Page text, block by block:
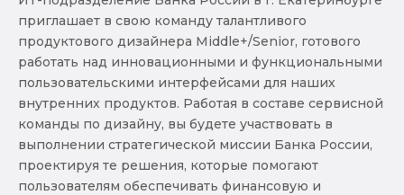
приглашает в свою команду талантливого
продуктового дизайнера Middle+/Senior, готового
работать над инновационными и функциональными
пользовательскими интерфейсами для наших
внутренних продуктов. Работая в составе сервисной
команды по дизайну, вы будете участвовать в
выполнении стратегической миссии Банка России,
проектируя те решения, которые помогают
пользователям обеспечивать финансовую и